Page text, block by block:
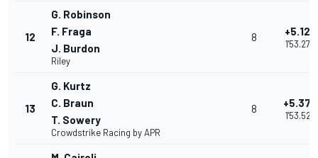
12
G. Robinson
F. Fraga
J. Burdon
Riley
8 +5.126
1'53.278
13
G. Kurtz
C. Braun
T. Sowery
Crowdstrike Racing by APR
8 +5.374
1'53.526